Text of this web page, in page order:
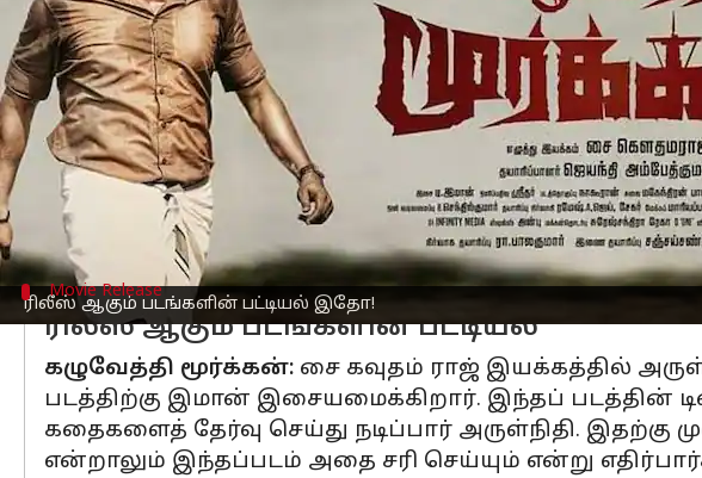
ரிலீஸ் ஆகும் படங்களின் பட்டியல் இதோ!
மே மாதத்தின் வார இறுதிக்கு நாம் வந்துவிட்ட
காசேதான் கடவுளடா:
கண்ணன் இயக்கத்தில் சிவா,
நடித்துள்ள படம் 'காசேதான் கடவுளடா'. இந்த
வெளிவருவதாக அறிவிக்கப்பட்டு தள்ளிப் போன
எதிர்பார்க்கப்பட்ட நிலையில் தற்போது
Movie Release
ரிலீஸ் ஆகும் படங்களின் பட்டியல்
கழுவேத்தி மூர்க்கன்: சை கவுதம் ராஜ் இயக்கத்தில்
படத்திற்கு இமான் இசையமைக்கிறார். இந்தப் படத்தின்
கதைகளைத் தேர்வு செய்து நடிப்பார் அருள்நிதி.
என்றாலும் இந்தப்படம் அதை சரி செய்யும் என்று